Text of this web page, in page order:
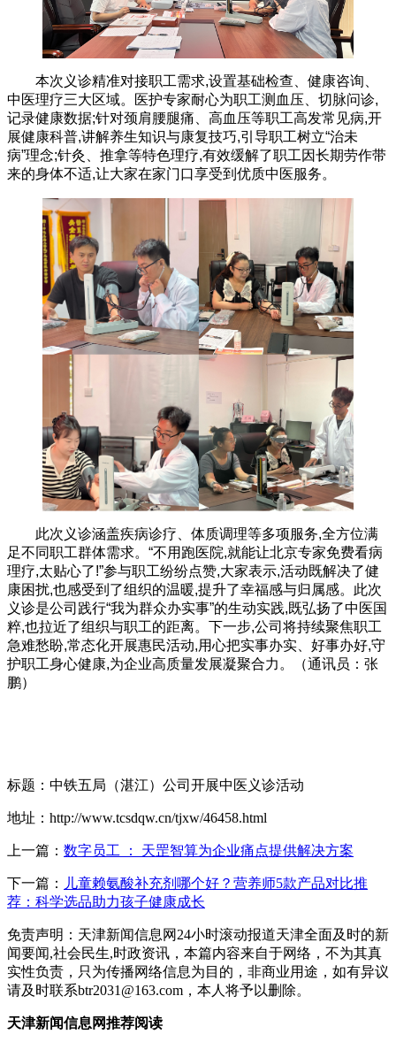
本次义诊精准对接职工需求,设置基础检查、健康咨询、
中医理疗三大区域。医护专家耐心为职工测血压、切脉问诊,
记录健康数据;针对颈肩腰腿痛、高血压等职工高发常见病,开
展健康科普,讲解养生知识与康复技巧,引导职工树立“治未
病”理念;针灸、推拿等特色理疗,有效缓解了职工因长期劳作带
来的身体不适,让大家在家门口享受到优质中医服务。
此次义诊涵盖疾病诊疗、体质调理等多项服务,全方位满
足不同职工群体需求。“不用跑医院,就能让北京专家免费看病
理疗,太贴心了!”参与职工纷纷点赞,大家表示,活动既解决了健
康困扰,也感受到了组织的温暖,提升了幸福感与归属感。此次
义诊是公司践行“我为群众办实事”的生动实践,既弘扬了中医国
粹,也拉近了组织与职工的距离。下一步,公司将持续聚焦职工
急难愁盼,常态化开展惠民活动,用心把实事办实、好事办好,守
护职工身心健康,为企业高质量发展凝聚合力。（通讯员：张
鹏）
标题：中铁五局（湛江）公司开展中医义诊活动
地址：http://www.tcsdqw.cn/tjxw/46458.html
上一篇： 数字员工 ： 天罡智算为企业痛点提供解决方案
下一篇：
儿童赖氨酸补充剂哪个好？营养师5款产品对比推
荐：科学选品助力孩子健康成长
免责声明：天津新闻信息网24小时滚动报道天津全面及时的新
闻要闻,社会民生,时政资讯，本篇内容来自于网络，不为其真
实性负责，只为传播网络信息为目的，非商业用途，如有异议
请及时联系btr2031@163.com，本人将予以删除。
天津新闻信息网推荐阅读